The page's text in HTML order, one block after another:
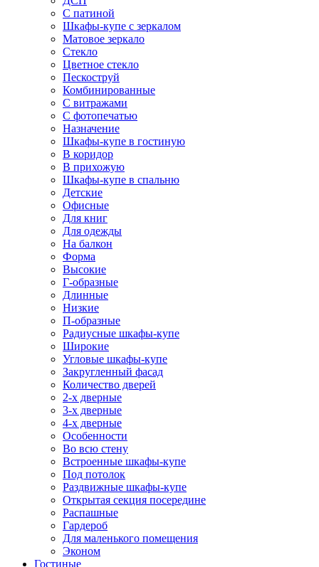
С патиной
Шкафы-купе с зеркалом
Матовое зеркало
Стекло
Цветное стекло
Пескоструй
Комбинированные
С витражами
С фотопечатью
Назначение
Шкафы-купе в гостиную
В коридор
В прихожую
Шкафы-купе в спальню
Детские
Офисные
Для книг
Для одежды
На балкон
Форма
Высокие
Г-образные
Длинные
Низкие
П-образные
Радиусные шкафы-купе
Широкие
Угловые шкафы-купе
Закругленный фасад
Количество дверей
2-х дверные
3-х дверные
4-х дверные
Особенности
Во всю стену
Встроенные шкафы-купе
Под потолок
Раздвижные шкафы-купе
Открытая секция посередине
Распашные
Гардероб
Для маленького помещения
Эконом
Гостиные